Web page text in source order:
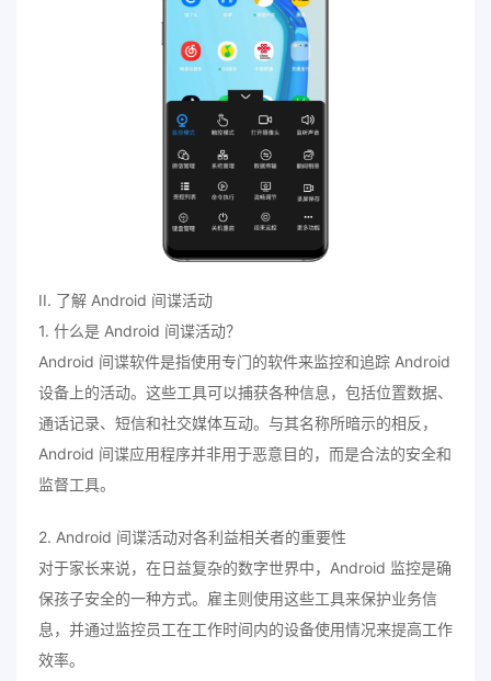
II. 了解 Android 间谍活动
1. 什么是 Android 间谍活动？
Android 间谍软件是指使用专门的软件来监控和追踪 Android
设备上的活动。这些工具可以捕获各种信息，包括位置数据、
通话记录、短信和社交媒体互动。与其名称所暗示的相反，
Android 间谍应用程序并非用于恶意目的，而是合法的安全和
监督工具。
2. Android 间谍活动对各利益相关者的重要性
对于家长来说，在日益复杂的数字世界中，Android 监控是确
保孩子安全的一种方式。雇主则使用这些工具来保护业务信
息，并通过监控员工在工作时间内的设备使用情况来提高工作
效率。